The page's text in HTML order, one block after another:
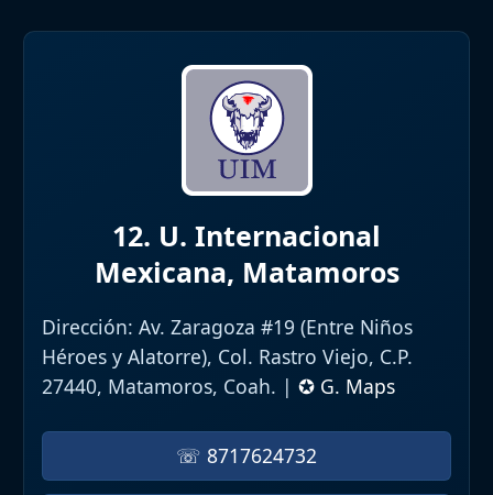
12. U. Internacional
Mexicana, Matamoros
Dirección: Av. Zaragoza #19 (Entre Niños
Héroes y Alatorre), Col. Rastro Viejo, C.P.
27440, Matamoros, Coah. | ✪ G. Maps
☏ 8717624732